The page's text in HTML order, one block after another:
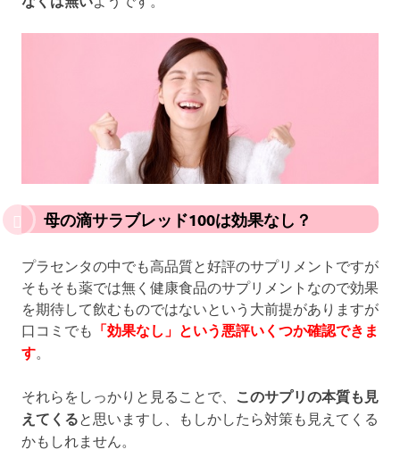
母の滴サラブレッド100は効果なし？
プラセンタの中でも高品質と好評のサプリメントですが
そもそも薬では無く健康食品のサプリメントなので効果
を期待して飲むものではないという大前提がありますが
口コミでも 「効果なし」という悪評いくつか確認できま
す。
それらをしっかりと見ることで、 このサプリの本質も見
えてくると思いますし、もしかしたら対策も見えてくる
かもしれません。